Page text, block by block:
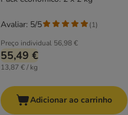
Preço individual 56,98 €
55,49 €
13,87 € / kg
Avaliar: 5/5 (1)
Adicionar ao carrinho